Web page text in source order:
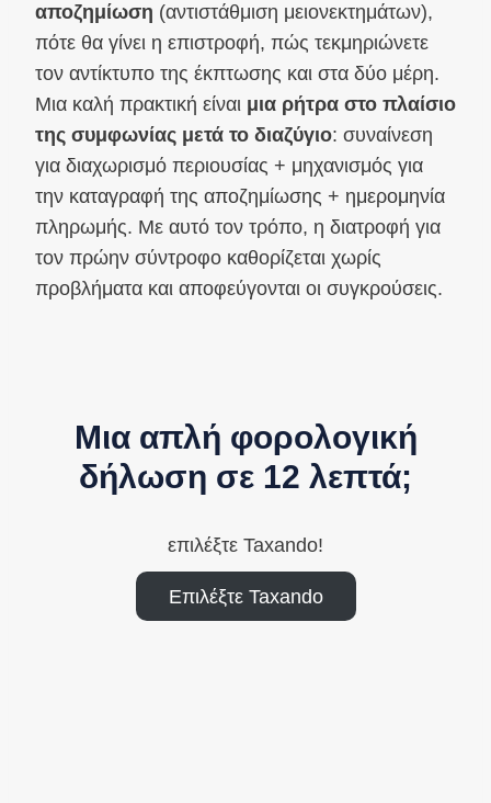
αποζημίωση (αντιστάθμιση μειονεκτημάτων),
πότε θα γίνει η επιστροφή, πώς τεκμηριώνετε
τον αντίκτυπο της έκπτωσης και στα δύο μέρη.
Μια καλή πρακτική είναι μια ρήτρα στο πλαίσιο
της συμφωνίας μετά το διαζύγιο: συναίνεση
για διαχωρισμό περιουσίας + μηχανισμός για
την καταγραφή της αποζημίωσης + ημερομηνία
πληρωμής. Με αυτό τον τρόπο, η διατροφή για
τον πρώην σύντροφο καθορίζεται χωρίς
προβλήματα και αποφεύγονται οι συγκρούσεις.
Μια απλή φορολογική
δήλωση σε 12 λεπτά;
επιλέξτε Taxando!
Επιλέξτε Taxando